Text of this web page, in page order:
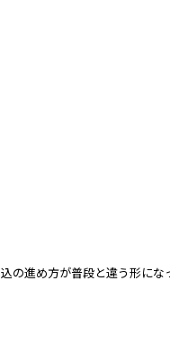
進め方が普段と違う形にな